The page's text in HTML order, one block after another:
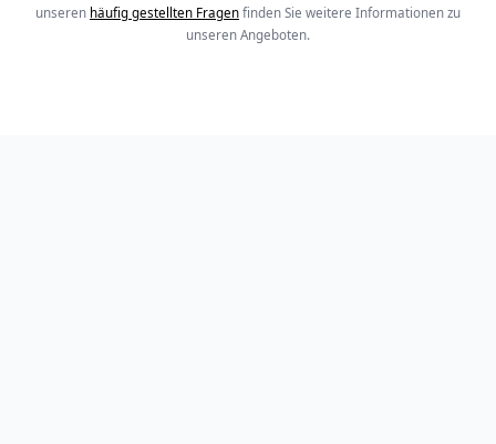
unseren häufig gestellten Fragen finden Sie weitere Informationen zu
unseren Angeboten.